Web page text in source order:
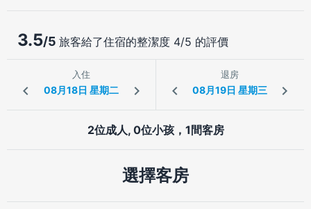
3.5/5 旅客給了住宿的整潔度 4/5 的評價
入住 退房
2位成人, 0位小孩，1間客房
選擇客房